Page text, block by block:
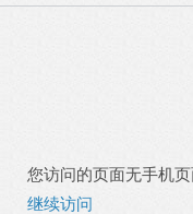
您访问的页面无手机
继续访问